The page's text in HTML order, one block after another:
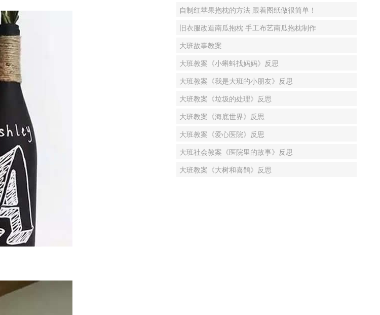
自制红苹果抱枕的方法 跟着图纸做很简单！
旧衣服改造南瓜抱枕 手工布艺南瓜抱枕制作
大班故事教案
大班教案《小蝌蚪找妈妈》反思
大班教案《我是大班的小朋友》反思
大班教案《垃圾的处理》反思
大班教案《海底世界》反思
大班教案《爱心医院》反思
大班社会教案《医院里的故事》反思
大班教案《大树和喜鹊》反思